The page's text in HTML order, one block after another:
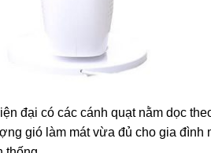
đại có các cánh quạt nằm dọc
gió làm mát vừa đủ cho gia đình